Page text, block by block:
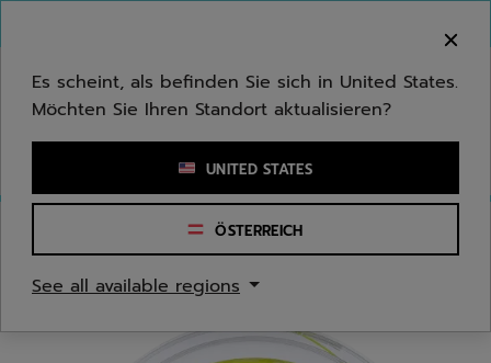
Stichwort oder Artikelnummer eingeben
Es scheint, als befinden Sie sich in United States.
Möchten Sie Ihren Standort aktualisieren?
UNITED STATES
ÖSTERREICH
See all available regions